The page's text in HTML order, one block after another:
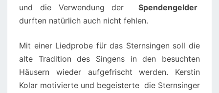
und die Verwendung der Spendengelder
durften natürlich auch nicht fehlen.
Mit einer Liedprobe für das Sternsingen soll die
alte Tradition des Singens in den besuchten
Häusern wieder aufgefrischt werden. Kerstin
Kolar motivierte und begeisterte die Sternsinger